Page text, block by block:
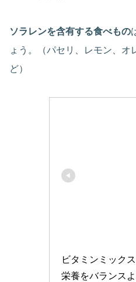
ソラレンを含有する食べもの
ょう。（パセリ、レモン、
ど）
ビタミンミック
栄養をバランス